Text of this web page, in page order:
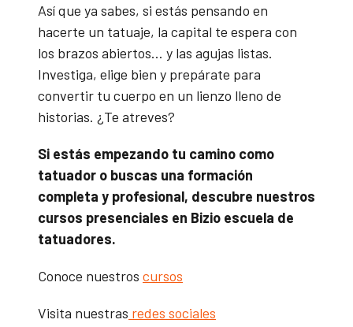
Así que ya sabes, si estás pensando en
hacerte un tatuaje, la capital te espera con
los brazos abiertos… y las agujas listas.
Investiga, elige bien y prepárate para
convertir tu cuerpo en un lienzo lleno de
historias. ¿Te atreves?
Si estás empezando tu camino como
tatuador o buscas una formación
completa y profesional, descubre nuestros
cursos presenciales en Bizio escuela de
tatuadores.
Conoce nuestros cursos
Visita nuestras redes sociales